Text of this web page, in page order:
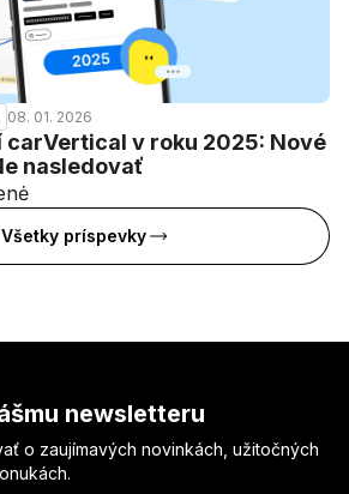
08. 01. 2026
carVertical v roku 2025: Nové
nasledovať
Všetky príspevky
newsletteru
o zaujímavých novinkách, užitočných